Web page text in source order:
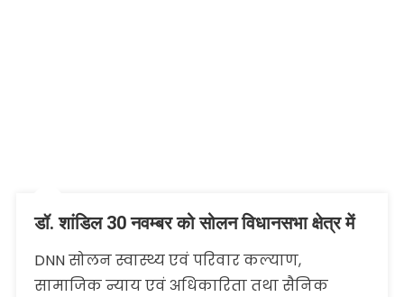
डॉ. शांडिल 30 नवम्बर को सोलन विधानसभा क्षेत्र में
DNN सोलन स्वास्थ्य एवं परिवार कल्याण,
सामाजिक न्याय एवं अधिकारिता तथा सैनिक